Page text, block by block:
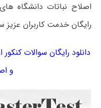
رایگان خدمت کاربران
و